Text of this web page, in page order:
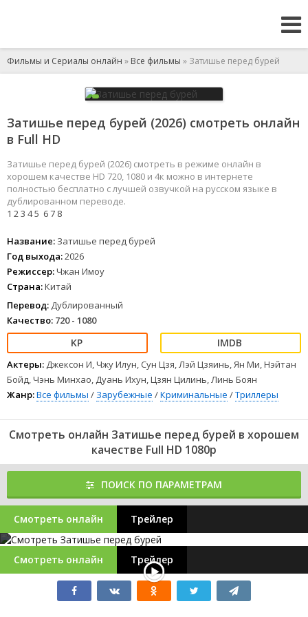
Фильмы и Сериалы онлайн » Все фильмы » Затишье перед бурей
Затишье перед бурей (2026) смотреть онлайн
в Full HD
Затишье перед бурей (2026) смотреть в режиме онлайн в
хорошем качестве HD 720, 1080 и 4к можно в интернете
полностью бесплатно с лучшей озвучкой на русском языке в
дублированном переводе.
1 23 45 67 8
Название: Затишье перед бурей
Год выхода:2026
Режиссер:Чжан Имоу
Страна:Китай
Перевод: Дублированный
Качество: 720 - 1080
Актеры: Джексон И, Чжу Илун, Сун Цзя, Лэй Цзяинь, Ян Ми, Нэйтан
Бойд, Чэнь Минхао, Дуань Ихун, Цзян Цилинь, Линь Боян
Жанр:Все фильмы / Зарубежные /Криминальные /Триллеры
Смотреть онлайн Затишье перед бурей в хорошем
качестве Full HD 1080p
ПОИСК ПО ПАРАМЕТРАМ
Смотреть онлайн Трейлер
Смотреть онлайн Трейлер